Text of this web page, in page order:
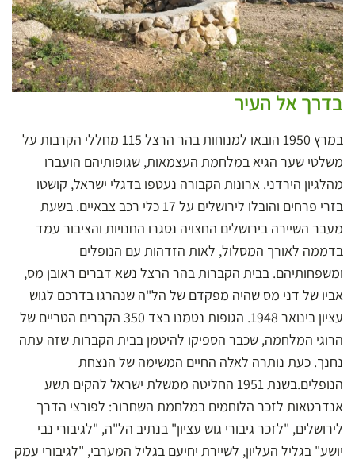
בדרך אל העיר
במרץ 1950 הובאו למנוחות בהר הרצל 115 מחללי הקרבות על
משלטי שער הגיא במלחמת העצמאות, שגופותיהם הועברו
מהלגיון הירדני. ארונות הקבורה נעטפו בדגלי ישראל, קושטו
בזרי פרחים והובלו לירושלים על 17 כלי רכב צבאיים. בשעת
מעבר השיירה בירושלים החצויה נסגרו החנויות והציבור עמד
בדממה לאורך המסלול, לאות הזדהות עם הנופלים
ומשפחותיהם. בבית הקברות בהר הרצל נשא דברים ראובן מס,
אביו של דני מס שהיה מפקדם של הל"ה שנהרגו בדרכם לגוש
עציון בינואר 1948. הגופות נטמנו בצד 350 הקברים הטריים של
הרוגי המלחמה, שכבר הספיקו להיטמן בבית הקברות שזה עתה
נחנך. כעת נותרה לאלה החיים המשימה של הנצחת
הנופלים.בשנת 1951 החליטה ממשלת ישראל להקים תשע
אנדרטאות לזכר הלוחמים במלחמת השחרור: לפורצי הדרך
לירושלים, "לזכר גיבורי גוש עציון" בנתיב הל"ה, "לגיבורי נבי
יושע" בגליל העליון, לשיירת יחיעם בגליל המערבי, "לגיבורי עמק